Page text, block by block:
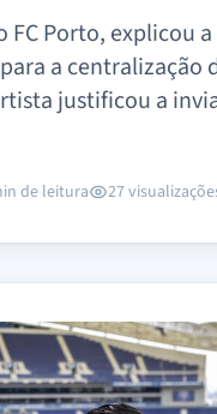
FC Porto, explicou
a centralização
justificou a
de leitura 27